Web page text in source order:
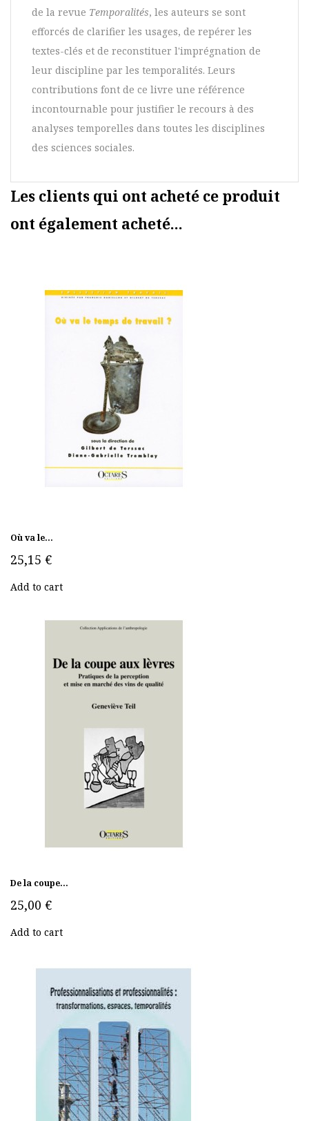
de la revue Temporalités, les auteurs se sont
efforcés de clarifier les usages, de repérer les
textes-clés et de reconstituer l'imprégnation de
leur discipline par les temporalités. Leurs
contributions font de ce livre une référence
incontournable pour justifier le recours à des
analyses temporelles dans toutes les disciplines
des sciences sociales.
Les clients qui ont acheté ce produit
ont également acheté...
Où va le...
25,15 €
Add to cart
De la coupe...
25,00 €
Add to cart